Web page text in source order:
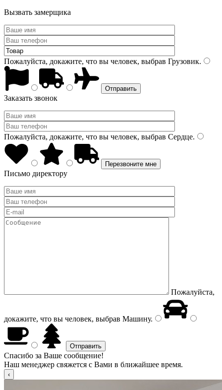
Вызвать замерщика
Пожалуйста, докажите, что вы человек, выбрав Грузовик.
Заказать звонок
Пожалуйста, докажите, что вы человек, выбрав Сердце.
Письмо директору
Пожалуйста,
докажите, что вы человек, выбрав Машину.
Спасибо за Ваше сообщение!
Наш менеджер свяжется с Вами в ближайшее время.